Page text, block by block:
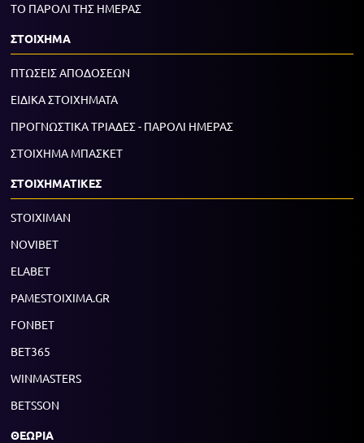
ΤΟ ΠΑΡΟΛΙ ΤΗΣ ΗΜΕΡΑΣ
ΣΤΟΙΧΗΜΑ
ΠΤΩΣΕΙΣ ΑΠΟΔΟΣΕΩΝ
ΕΙΔΙΚΑ ΣΤΟΙΧΗΜΑΤΑ
ΠΡΟΓΝΩΣΤΙΚΑ ΤΡΙΑΔΕΣ - ΠΑΡΟΛΙ ΗΜΕΡΑΣ
ΣΤΟΙΧΗΜΑ ΜΠΑΣΚΕΤ
ΣΤΟΙΧΗΜΑΤΙΚΕΣ
STOIXIMAN
NOVIBET
ELABET
PAMESTOIXIMA.GR
FONBET
BET365
WINMASTERS
BETSSON
ΘΕΩΡΙΑ